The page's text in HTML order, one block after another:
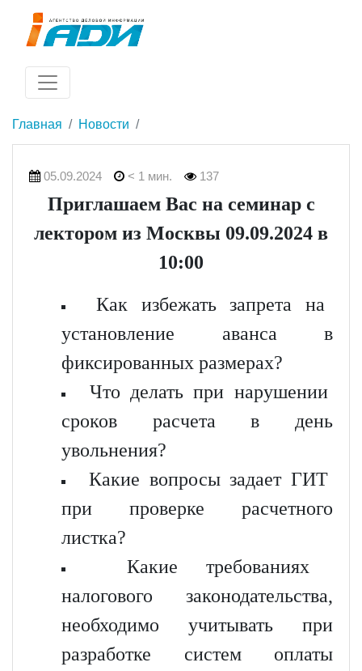
Главная Новости
05.09.2024 < 1 мин. 137
Приглашаем Вас на семинар с
лектором из Москвы 09.09.2024 в
10:00
Как избежать запрета на
установление аванса в
фиксированных размерах?
Что делать при нарушении
сроков расчета в день
увольнения?
Какие вопросы задает ГИТ
при проверке расчетного
листка?
Какие требованиях
налогового законодательства,
необходимо учитывать при
разработке систем оплаты